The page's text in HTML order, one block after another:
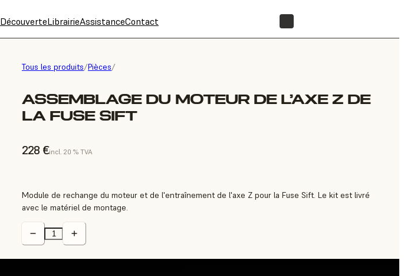
DécouverteLibrairieAssistanceContact
Tous les produits/Pièces/
ASSEMBLAGE DU MOTEUR DE L’AXE Z DE
LA FUSE SIFT
228 €incl. 20 % TVA
Module de rechange du moteur et de l'entraînement de l'axe Z pour la Fuse Sift. Le kit est livré
avec le matériel de montage.